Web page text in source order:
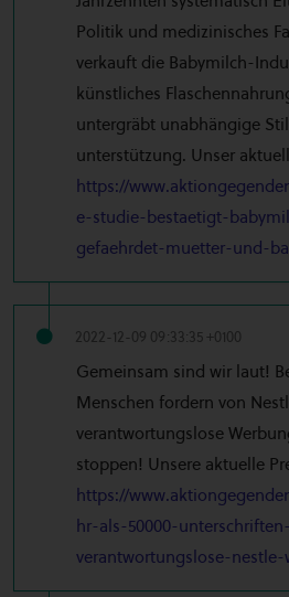
Politik und medizinisches
verkauft die Babymilch-
künstliches
untergräbt unabhängige
unterstützung. Unser
https://
e-studie-bestaetigt-
gefaehrdet-muetter-und-
2022-12-09 09:33:35 +0100
Gemeinsam sind wir laut!
Menschen fordern von
verantwortungslose
stoppen! Unsere aktuelle
https://
hr-als-50000-
verantwortungslose-nestle-